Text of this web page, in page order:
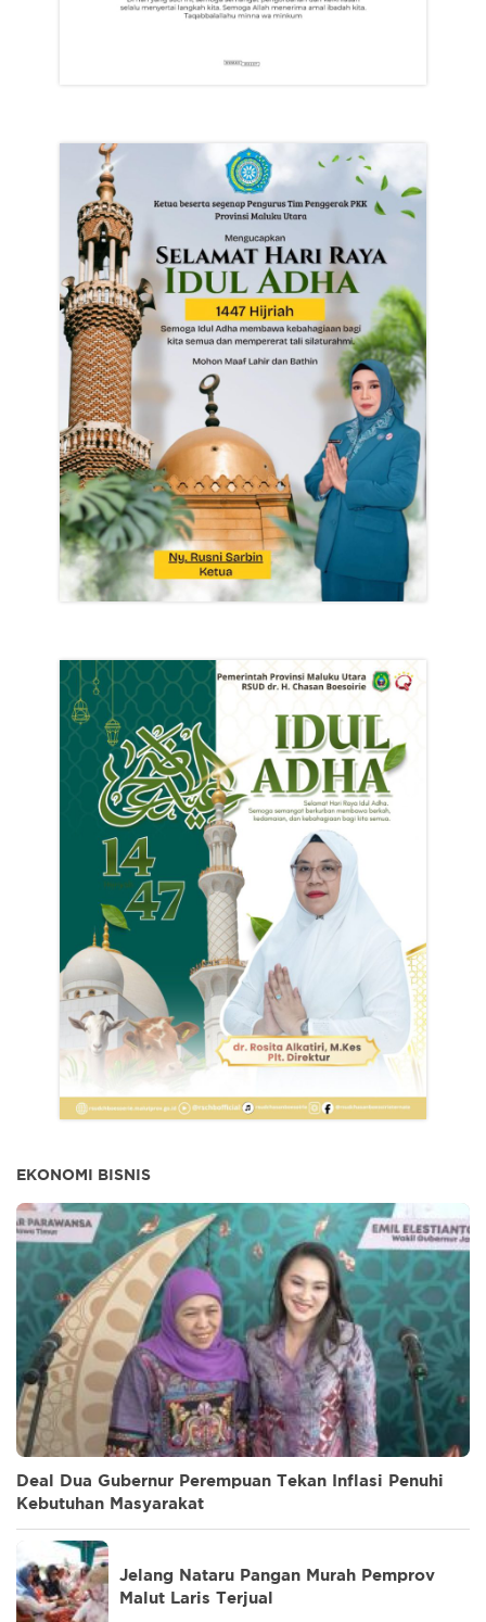
EKONOMI BISNIS
Deal Dua Gubernur Perempuan Tekan Inflasi Penuhi
Kebutuhan Masyarakat
Jelang Nataru Pangan Murah Pemprov
Malut Laris Terjual